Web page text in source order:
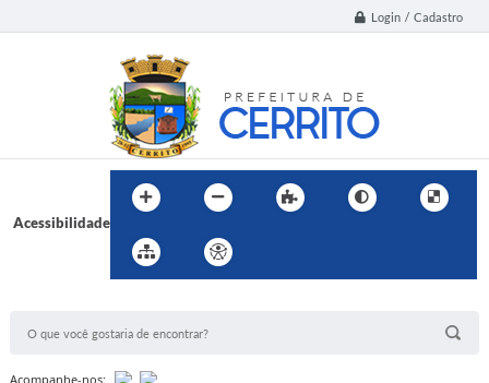
Login / Cadastro
Acessibilidade
Acompanhe-nos: